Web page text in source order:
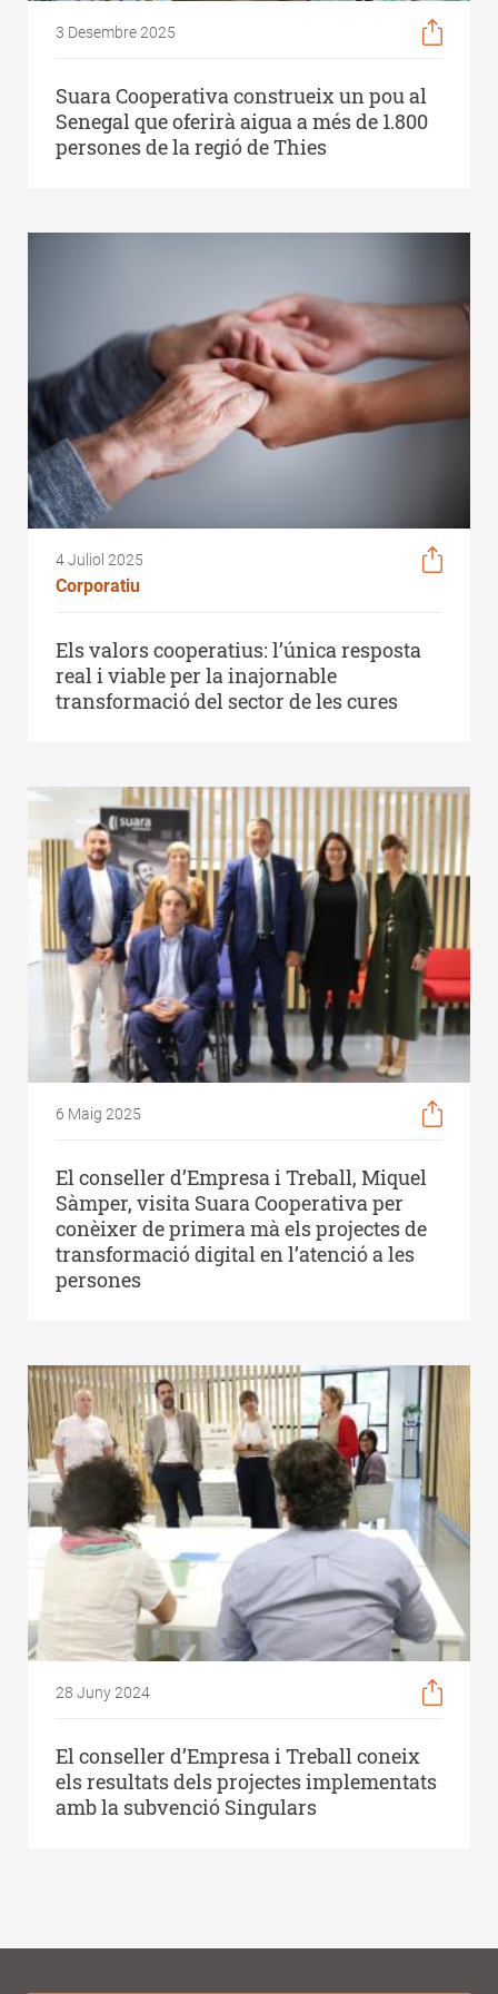
3 Desembre 2025
Suara Cooperativa construeix un pou al
Senegal que oferirà aigua a més de 1.800
persones de la regió de Thies
4 Juliol 2025
Corporatiu
Els valors cooperatius: l’única resposta
real i viable per la inajornable
transformació del sector de les cures
6 Maig 2025
El conseller d’Empresa i Treball, Miquel
Sàmper, visita Suara Cooperativa per
conèixer de primera mà els projectes de
transformació digital en l’atenció a les
persones
28 Juny 2024
El conseller d’Empresa i Treball coneix
els resultats dels projectes implementats
amb la subvenció Singulars